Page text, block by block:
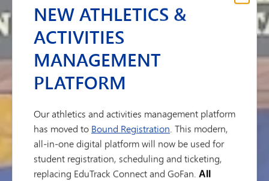
NEW ATHLETICS &
ACTIVITIES
MANAGEMENT
PLATFORM
Our athletics and activities management platform
has moved to Bound Registration. This modern,
all-in-one digital platform will now be used for
student registration, scheduling and ticketing,
replacing EduTrack Connect and GoFan. All